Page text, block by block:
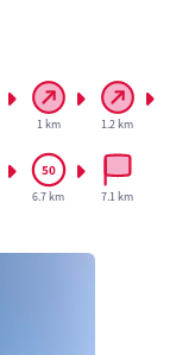
1 km 1.2 km
6.7 km 7.1 km